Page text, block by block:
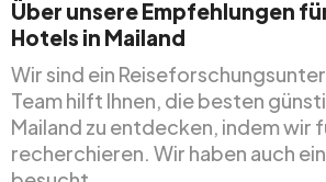
Über unsere Empfehlungen
Hotels in Mailand
Wir sind ein
Team hilft Ihnen, die besten
Mailand zu entdecken, indem wir
recherchieren. Wir haben auch